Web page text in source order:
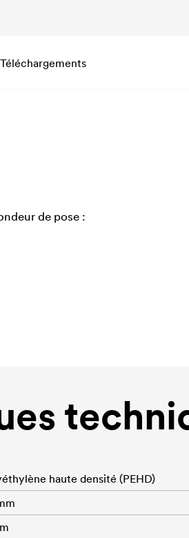
Téléchargements
de pose :
haute densité (PEHD)